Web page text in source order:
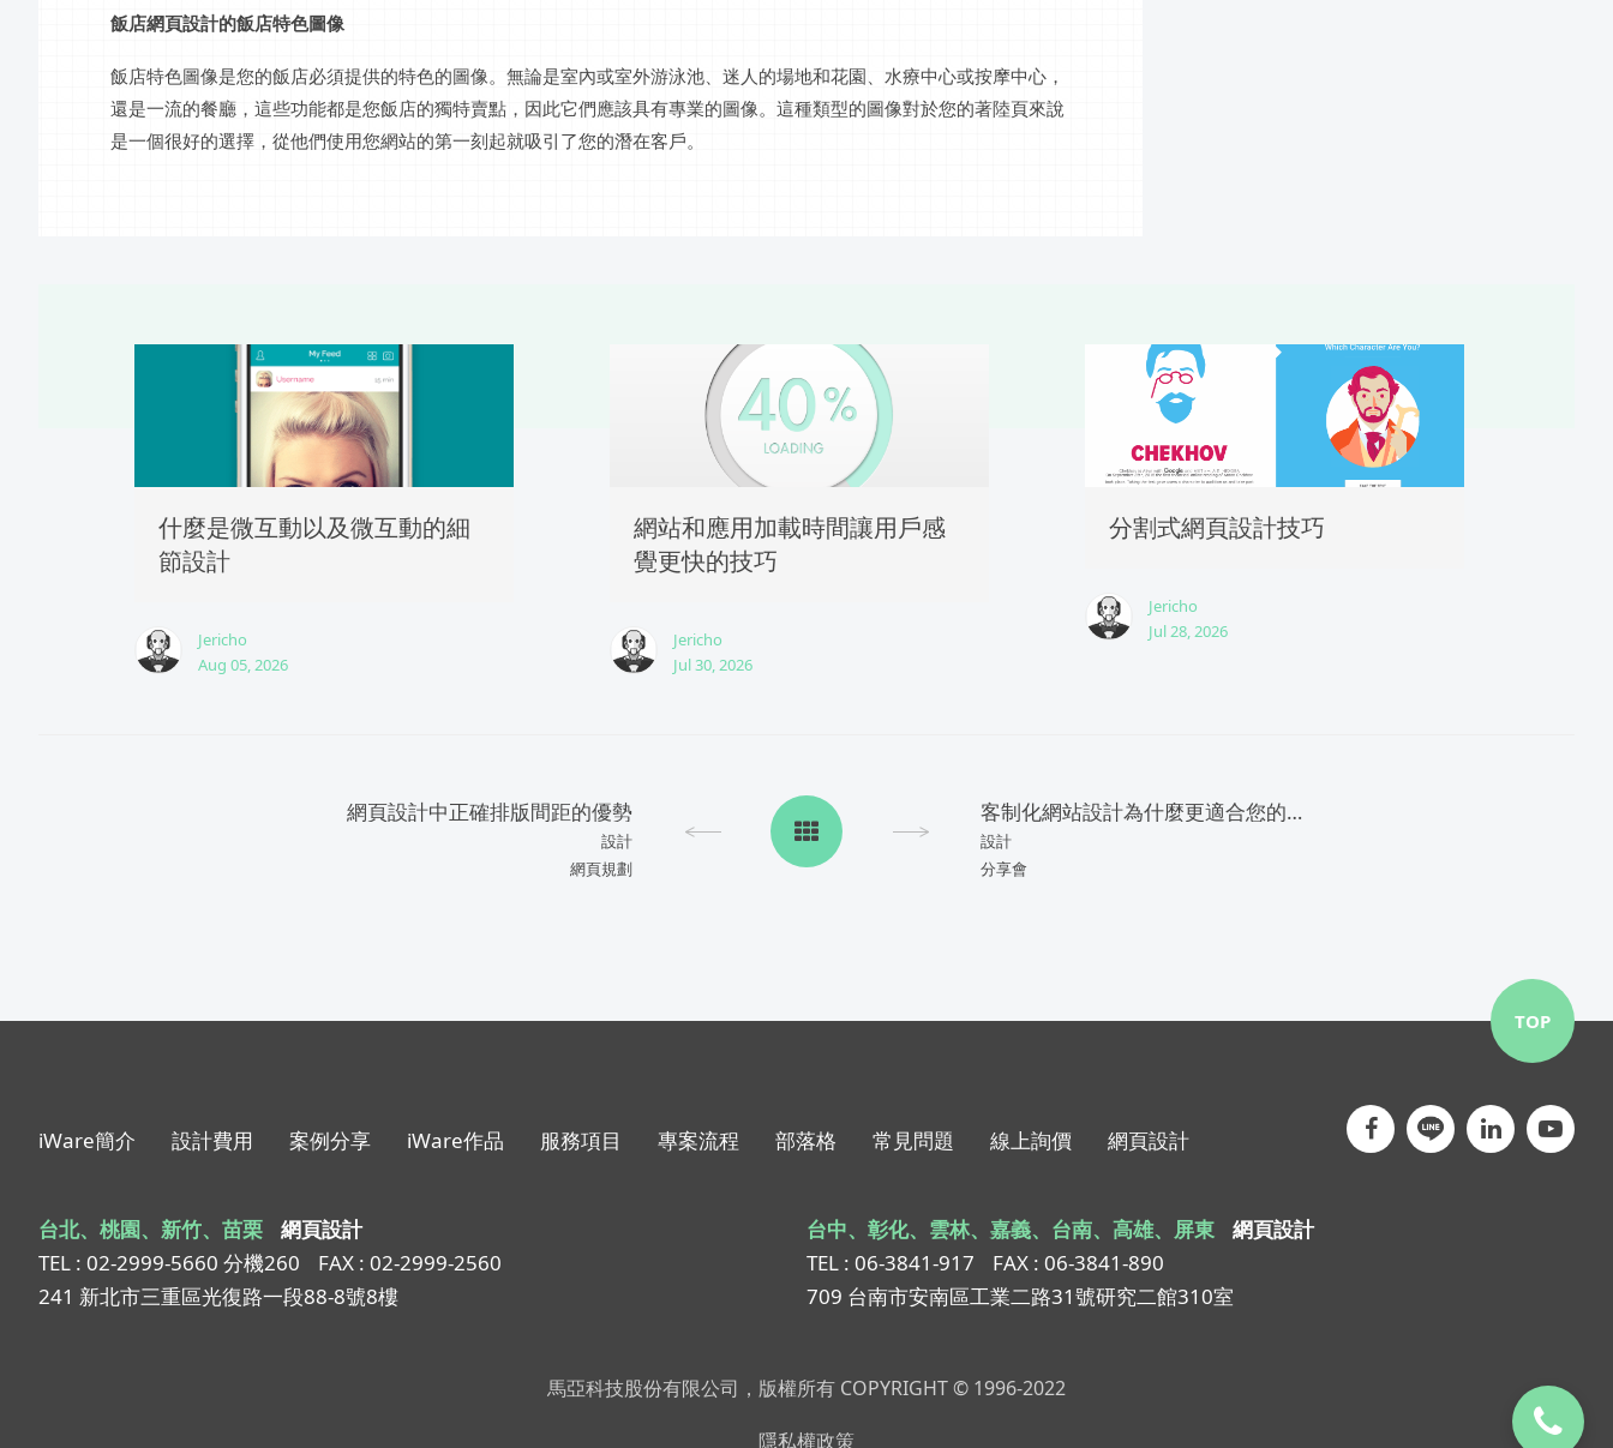
飯店網頁設計的飯店特色圖像
飯店特色圖像是您的飯店必須提供的特色的圖像。無論是室內或室外游泳池、迷人的場地和花園、水療中心或按摩中心，
還是一流的餐廳，這些功能都是您飯店的獨特賣點，因此它們應該具有專業的圖像。這種類型的圖像對於您的著陸頁來說
是一個很好的選擇，從他們使用您網站的第一刻起就吸引了您的潛在客戶。
什麼是微互動以及微互動的細
節設計
Jericho
Aug 05, 2026
網站和應用加載時間讓用戶感
覺更快的技巧
Jericho
Jul 30, 2026
分割式網頁設計技巧
Jericho
Jul 28, 2026
網頁設計中正確排版間距的優勢
設計
網頁規劃
客制化網站設計為什麼更適合您的業務
設計
分享會
iWare簡介 設計費用 案例分享 iWare作品 服務項目 專案流程 部落格 常見問題 線上詢價 網頁設計
台北、桃園、新竹、苗栗
網頁設計
TEL : 02-2999-5660 分機260
FAX : 02-2999-2560
241 新北市三重區光復路一段88-8號8樓
台中、彰化、雲林、嘉義、台南、高雄、屏東
網頁設計
TEL : 06-3841-917
FAX : 06-3841-890
709 台南市安南區工業二路31號研究二館310室
馬亞科技股份有限公司，版權所有 COPYRIGHT © 1996-2022
隱私權政策
TOP